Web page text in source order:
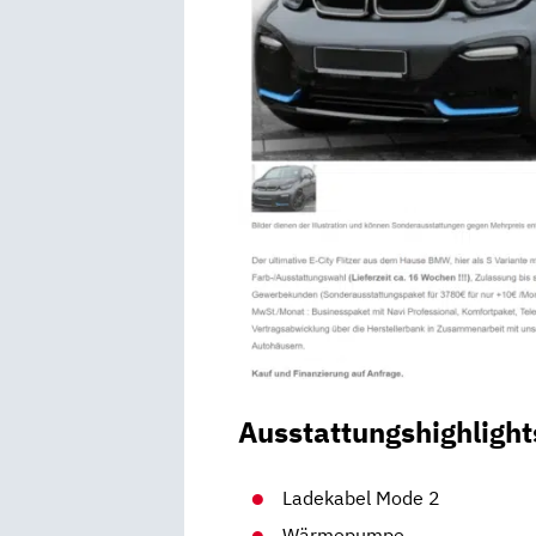
Ladekabel Mode 2